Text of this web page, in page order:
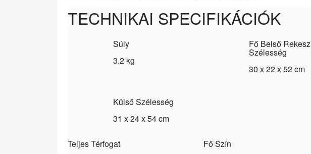
TECHNIKAI SPECIFIKÁCIÓK
Súly
3.2 kg
Teljes Térfogat
Fő Szín
Fő Belső Rekesz
Szélesség
30 x 22 x 52 cm
Külső Szélesség
31 x 24 x 54 cm